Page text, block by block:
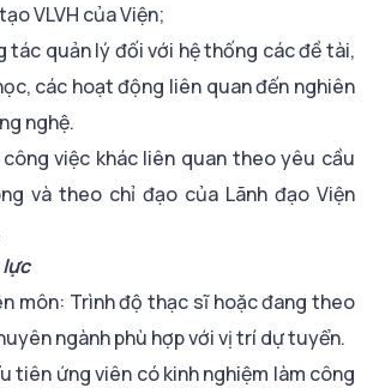
VLVH của Viện;
tác quản lý đối với hệ thống các đề tài,
các hoạt động liên quan đến nghiên
nghệ.
việc khác liên quan theo yêu cầu
và theo chỉ đạo của Lãnh đạo Viện
lực
môn: Trình độ thạc sĩ hoặc đang theo
ngành phù hợp với vị trí dự tuyển.
tiên ứng viên có kinh nghiệm làm công